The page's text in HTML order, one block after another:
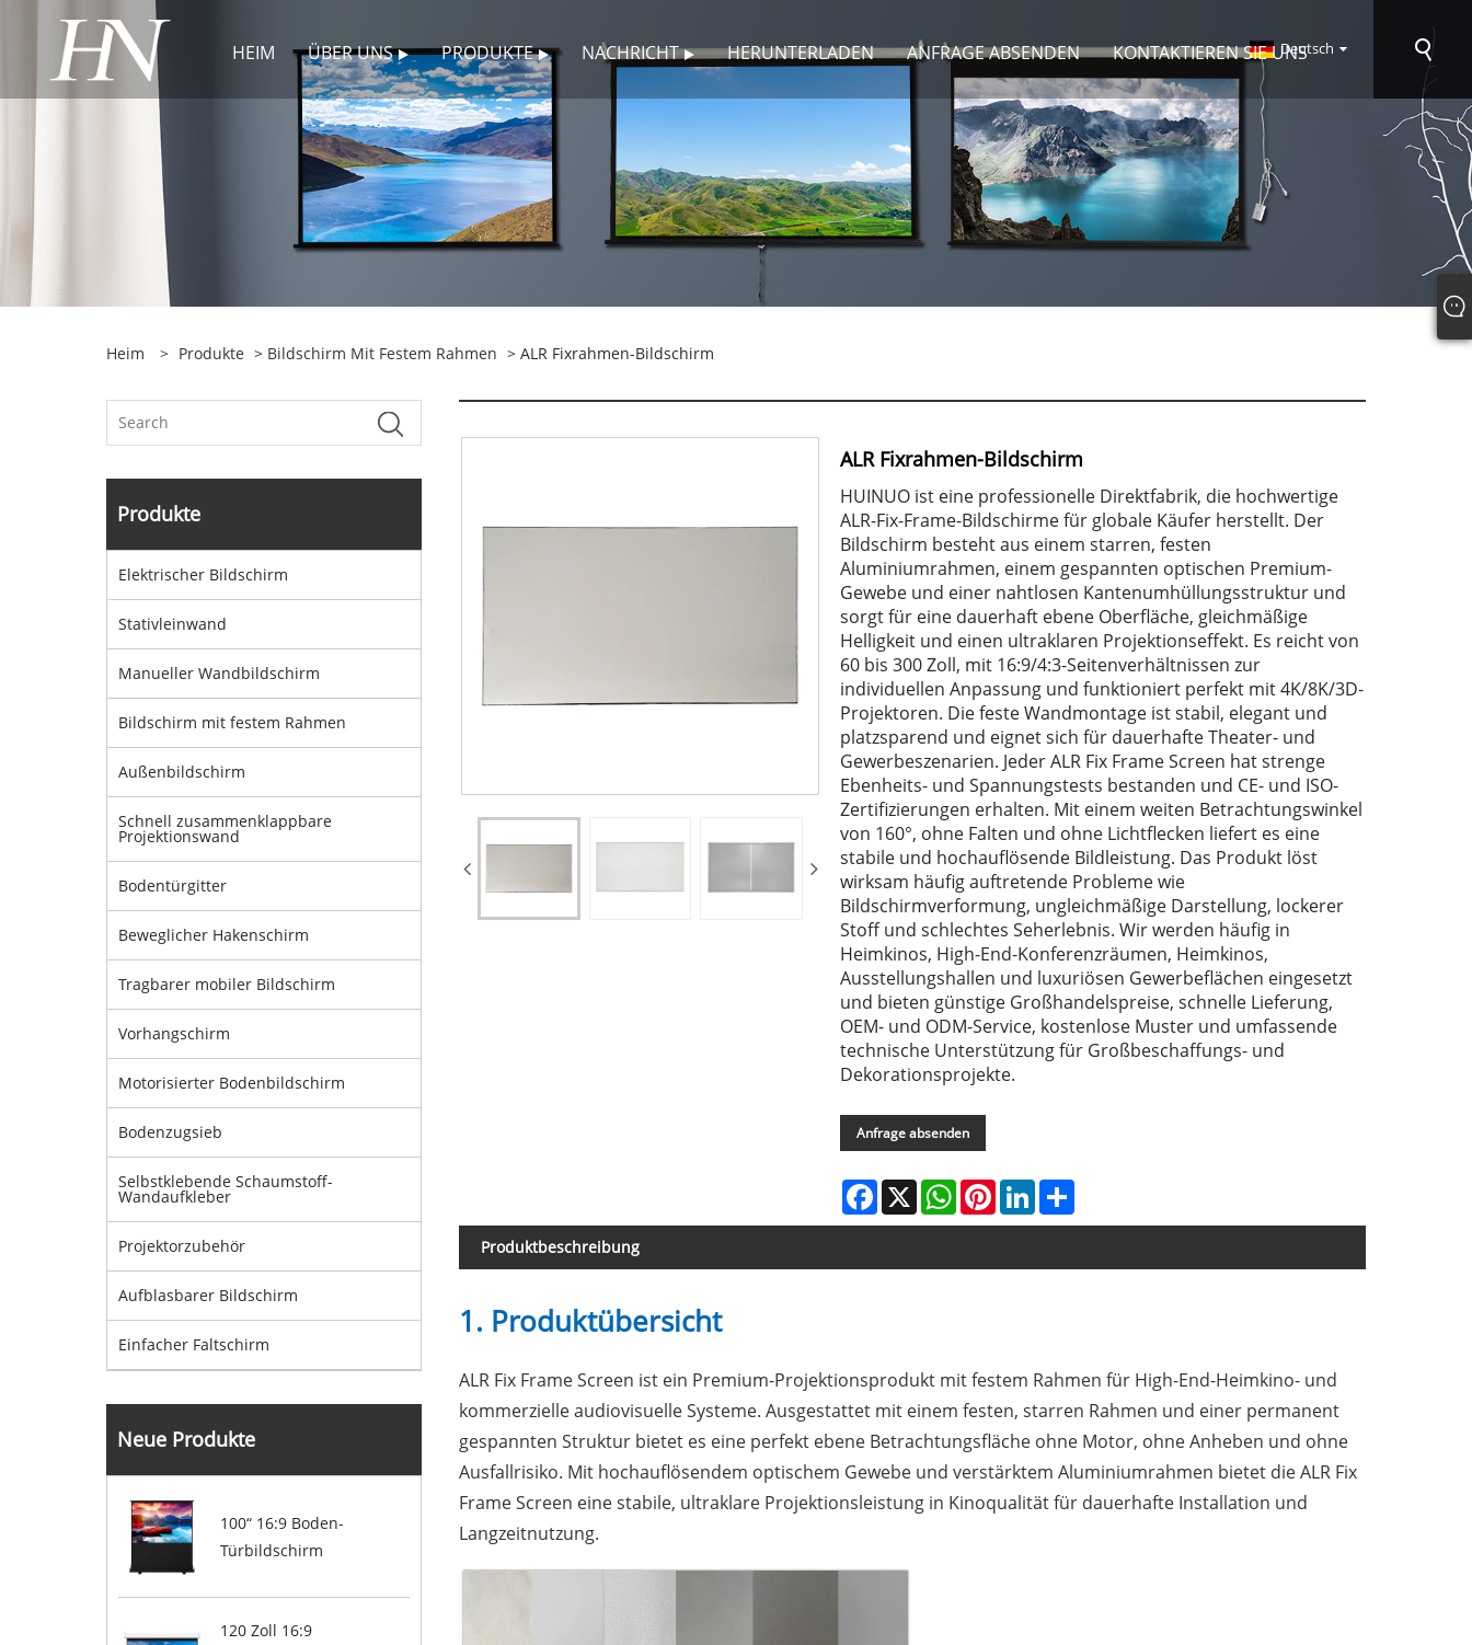
HEIM ÜBER UNS PRODUKTE NACHRICHT HERUNTERLADEN ANFRAGE ABSENDEN KONTAKTIEREN SIE UNSDeutsch
Heim > Produkte > Bildschirm Mit Festem Rahmen > ALR Fixrahmen-Bildschirm
Produkte
Elektrischer Bildschirm
Stativleinwand
Manueller Wandbildschirm
Bildschirm mit festem Rahmen
Außenbildschirm
Schnell zusammenklappbare
Projektionswand
Bodentürgitter
Beweglicher Hakenschirm
Tragbarer mobiler Bildschirm
Vorhangschirm
Motorisierter Bodenbildschirm
Bodenzugsieb
Selbstklebende Schaumstoff-
Wandaufkleber
Projektorzubehör
Aufblasbarer Bildschirm
Einfacher Faltschirm
Neue Produkte
100“ 16:9 Boden-
Türbildschirm
120 Zoll 16:9
ALR Fixrahmen-Bildschirm
HUINUO ist eine professionelle Direktfabrik, die hochwertige
ALR-Fix-Frame-Bildschirme für globale Käufer herstellt. Der
Bildschirm besteht aus einem starren, festen
Aluminiumrahmen, einem gespannten optischen Premium-
Gewebe und einer nahtlosen Kantenumhüllungsstruktur und
sorgt für eine dauerhaft ebene Oberfläche, gleichmäßige
Helligkeit und einen ultraklaren Projektionseffekt. Es reicht von
60 bis 300 Zoll, mit 16:9/4:3-Seitenverhältnissen zur
individuellen Anpassung und funktioniert perfekt mit 4K/8K/3D-
Projektoren. Die feste Wandmontage ist stabil, elegant und
platzsparend und eignet sich für dauerhafte Theater- und
Gewerbeszenarien. Jeder ALR Fix Frame Screen hat strenge
Ebenheits- und Spannungstests bestanden und CE- und ISO-
Zertifizierungen erhalten. Mit einem weiten Betrachtungswinkel
von 160°, ohne Falten und ohne Lichtflecken liefert es eine
stabile und hochauflösende Bildleistung. Das Produkt löst
wirksam häufig auftretende Probleme wie
Bildschirmverformung, ungleichmäßige Darstellung, lockerer
Stoff und schlechtes Seherlebnis. Wir werden häufig in
Heimkinos, High-End-Konferenzräumen, Heimkinos,
Ausstellungshallen und luxuriösen Gewerbeflächen eingesetzt
und bieten günstige Großhandelspreise, schnelle Lieferung,
OEM- und ODM-Service, kostenlose Muster und umfassende
technische Unterstützung für Großbeschaffungs- und
Dekorationsprojekte.
Anfrage absenden
Facebook
X WhatsAppPinterestLinkedInShare
Produktbeschreibung
1. Produktübersicht
ALR Fix Frame Screen ist ein Premium-Projektionsprodukt mit festem Rahmen für High-End-Heimkino- und
kommerzielle audiovisuelle Systeme. Ausgestattet mit einem festen, starren Rahmen und einer permanent
gespannten Struktur bietet es eine perfekt ebene Betrachtungsfläche ohne Motor, ohne Anheben und ohne
Ausfallrisiko. Mit hochauflösendem optischem Gewebe und verstärktem Aluminiumrahmen bietet die ALR Fix
Frame Screen eine stabile, ultraklare Projektionsleistung in Kinoqualität für dauerhafte Installation und
Langzeitnutzung.